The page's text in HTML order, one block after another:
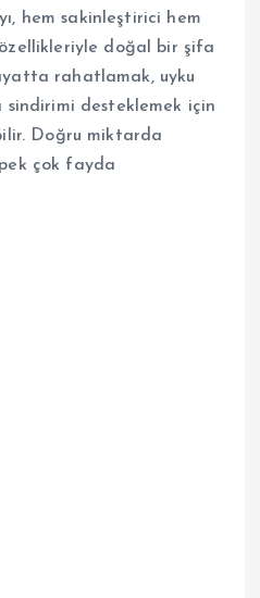
hem sakinleştirici hem
doğal bir şifa
rahatlamak, uyku
sindirimi desteklemek için
Doğru miktarda
pek çok fayda